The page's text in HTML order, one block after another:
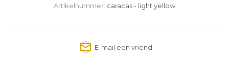
Artikelnummer: caracas - light yellow